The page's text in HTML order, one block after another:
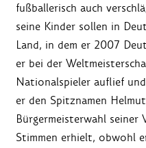
fußballerisch auch
seine Kinder sollen in
Land, in dem er 2007
er bei der
Nationalspieler auflief
er den Spitznamen
Bürgermeisterwahl seiner
Stimmen erhielt, obwohl